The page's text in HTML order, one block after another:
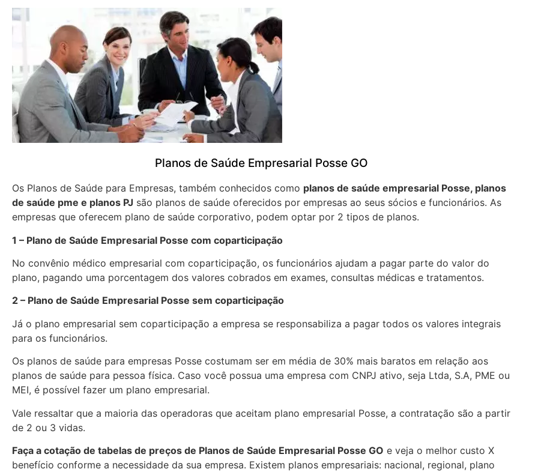
Planos de Saúde Empresarial Posse GO
Os Planos de Saúde para Empresas, também conhecidos como planos de saúde empresarial Posse, planos
de saúde pme e planos PJ são planos de saúde oferecidos por empresas ao seus sócios e funcionários. As
empresas que oferecem plano de saúde corporativo, podem optar por 2 tipos de planos.
1 – Plano de Saúde Empresarial Posse com coparticipação
No convênio médico empresarial com coparticipação, os funcionários ajudam a pagar parte do valor do
plano, pagando uma porcentagem dos valores cobrados em exames, consultas médicas e tratamentos.
2 – Plano de Saúde Empresarial Posse sem coparticipação
Já o plano empresarial sem coparticipação a empresa se responsabiliza a pagar todos os valores integrais
para os funcionários.
Os planos de saúde para empresas Posse costumam ser em média de 30% mais baratos em relação aos
planos de saúde para pessoa física. Caso você possua uma empresa com CNPJ ativo, seja Ltda, S.A, PME ou
MEI, é possível fazer um plano empresarial.
Vale ressaltar que a maioria das operadoras que aceitam plano empresarial Posse, a contratação são a partir
de 2 ou 3 vidas.
Faça a cotação de tabelas de preços de Planos de Saúde Empresarial Posse GO e veja o melhor custo X
benefício conforme a necessidade da sua empresa. Existem planos empresariais: nacional, regional, plano